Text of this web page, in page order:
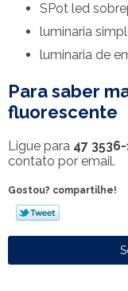
SPot led
luminaria
luminaria de
Para saber
fluorescente
Ligue para 47
contato por email.
Gostou? compartilhe!